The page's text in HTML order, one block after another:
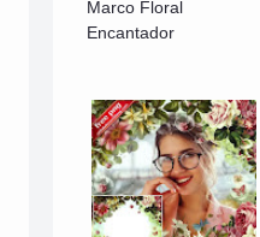
Marco Floral
Encantador